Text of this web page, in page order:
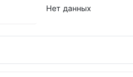
Нет данных